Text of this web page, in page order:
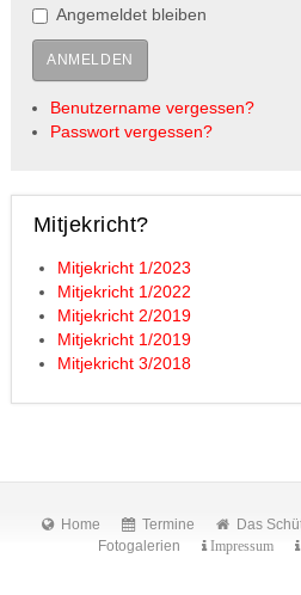
Angemeldet bleiben
ANMELDEN
Benutzername vergessen?
Passwort vergessen?
Mitjekricht?
Mitjekricht 1/2023
Mitjekricht 1/2022
Mitjekricht 2/2019
Mitjekricht 1/2019
Mitjekricht 3/2018
Home Termine Das
Fotogalerien
Impressum